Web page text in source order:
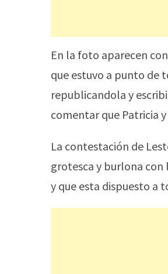
En la foto aparecen
que estuvo a punto de
republicandola y
comentar que Patricia
La contestación de
grotesca y burlona con
y que esta dispuesto a